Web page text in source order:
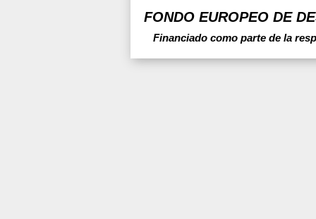
FONDO EUROPEO DE
Financiado como parte de la